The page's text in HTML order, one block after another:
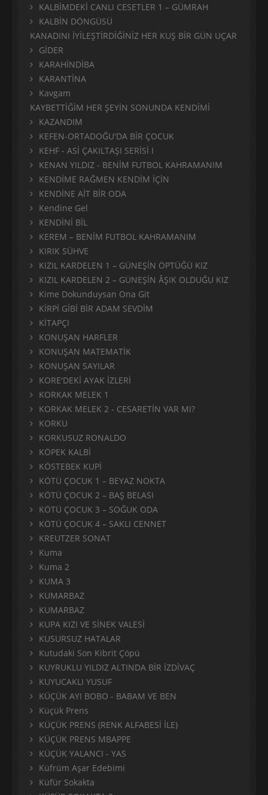
KALBİMDEKİ CANLI CESETLER 1 – GÜMRAH
KALBİN DÖNGÜSÜ
KANADINI İYİLEŞTİRDİĞİNİZ HER KUŞ BİR GÜN UÇAR
GİDER
KARAHİNDİBA
KARANTİNA
Kavgam
KAYBETTİĞİM HER ŞEYİN SONUNDA KENDİMİ
KAZANDIM
KEFEN-ORTADOĞU'DA BİR ÇOCUK
KEHF - ASİ ÇAKILTAŞI SERİSİ I
KENAN YILDIZ - BENİM FUTBOL KAHRAMANIM
KENDİME RAĞMEN KENDİM İÇİN
KENDİNE AİT BİR ODA
Kendine Gel
KENDİNİ BİL
KEREM – BENİM FUTBOL KAHRAMANIM
KIRIK SÜHVE
KIZIL KARDELEN 1 – GÜNEŞİN ÖPTÜĞÜ KIZ
KIZIL KARDELEN 2 – GÜNEŞİN ÂŞIK OLDUĞU KIZ
Kime Dokunduysan Ona Git
KİRPİ GİBİ BİR ADAM SEVDİM
KİTAPÇI
KONUŞAN HARFLER
KONUŞAN MATEMATİK
KONUŞAN SAYILAR
KORE'DEKİ AYAK İZLERİ
KORKAK MELEK 1
KORKAK MELEK 2 - CESARETİN VAR MI?
KORKU
KORKUSUZ RONALDO
KÖPEK KALBİ
KÖSTEBEK KUPİ
KÖTÜ ÇOCUK 1 – BEYAZ NOKTA
KÖTÜ ÇOCUK 2 – BAŞ BELASI
KÖTÜ ÇOCUK 3 – SOĞUK ODA
KÖTÜ ÇOCUK 4 – SAKLI CENNET
KREUTZER SONAT
Kuma
Kuma 2
KUMA 3
KUMARBAZ
KUMARBAZ
KUPA KIZI VE SİNEK VALESİ
KUSURSUZ HATALAR
Kutudaki Son Kibrit Çöpü
KUYRUKLU YILDIZ ALTINDA BİR İZDİVAÇ
KUYUCAKLI YUSUF
KÜÇÜK AYI BOBO - BABAM VE BEN
Küçük Prens
KÜÇÜK PRENS (RENK ALFABESİ İLE)
KÜÇÜK PRENS MBAPPE
KÜÇÜK YALANCI - YAS
Küfrüm Aşar Edebimi
Küfür Sokakta